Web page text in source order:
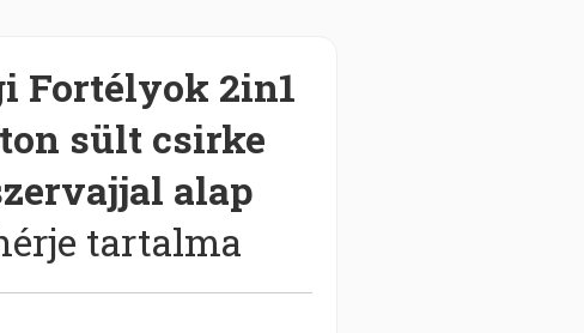
Fortélyok 2in1
sült csirke
alap
tartalma